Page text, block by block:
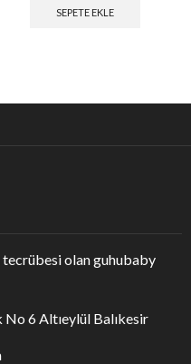
SEPETE EKLE
tecrübesi olan guhubaby
6 Altıeylül Balıkesir